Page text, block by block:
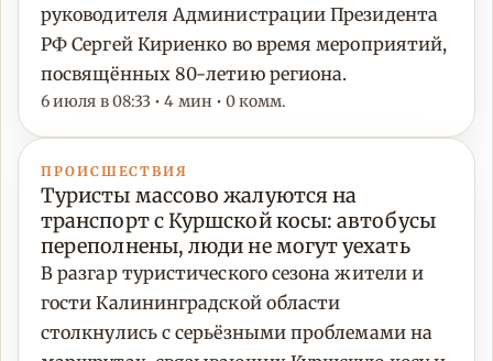
руководителя Администрации Президента
РФ Сергей Кириенко во время мероприятий,
посвящённых 80-летию региона.
6 июля в 08:33 • 4 мин • 0 комм.
ПРОИСШЕСТВИЯ
Туристы массово жалуются на
транспорт с Куршской косы: автобусы
переполнены, люди не могут уехать
В разгар туристического сезона жители и
гости Калининградской области
столкнулись с серьёзными проблемами на